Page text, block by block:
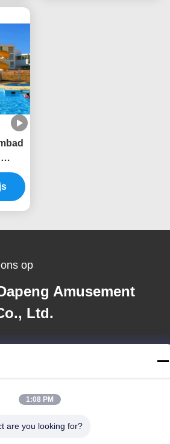
op
Amusement
Ltd.
1:08 PM
are you looking for?